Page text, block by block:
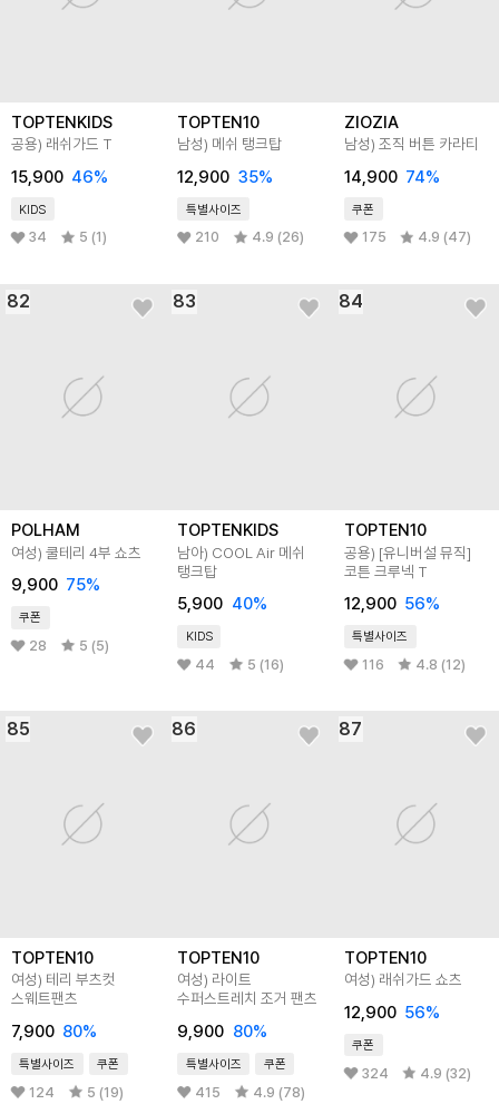
TOPTENKIDS
공용) 래쉬가드 T
15,900 46%
KIDS
34 5 (1)
TOPTEN10
남성) 메쉬 탱크탑
12,900 35%
특별사이즈
210 4.9 (26)
ZIOZIA
남성) 조직 버튼 카라티
14,900 74%
쿠폰
175 4.9 (47)
82
POLHAM
여성) 쿨테리 4부 쇼츠
9,900 75%
쿠폰
28 5 (5)
83
TOPTENKIDS
남아) COOL Air 메쉬
탱크탑
5,900 40%
KIDS
44 5 (16)
84
TOPTEN10
공용) [유니버설 뮤직]
코튼 크루넥 T
12,900 56%
특별사이즈
116 4.8 (12)
85
TOPTEN10
여성) 테리 부츠컷
스웨트팬츠
7,900 80%
특별사이즈 쿠폰
124 5 (19)
86
TOPTEN10
여성) 라이트
수퍼스트레치 조거 팬츠
9,900 80%
특별사이즈 쿠폰
415 4.9 (78)
87
TOPTEN10
여성) 래쉬가드 쇼츠
12,900 56%
쿠폰
324 4.9 (32)